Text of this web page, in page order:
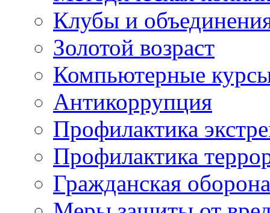
Клубы и
Золотой возраст
Компьютерные
Антикоррупция
Профилактика
Профилактика
Гражданская оборона